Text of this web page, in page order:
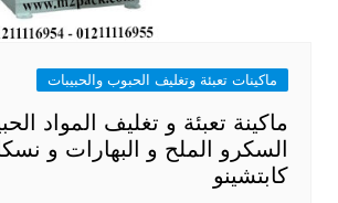
ماكينات تعبئة وتغليف الحبوب والحبيبات
ماكينة تعبئة و تغليف المواد
السكرو الملح و البهارات و
كابتشينو